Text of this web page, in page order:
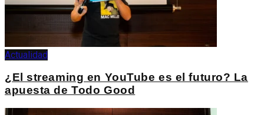
Actualidad
¿El streaming en YouTube es el futuro? La
apuesta de Todo Good